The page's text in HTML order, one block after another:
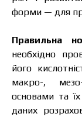
форми — для
Правильна
необхідно
його
макро-,
основами та
даних